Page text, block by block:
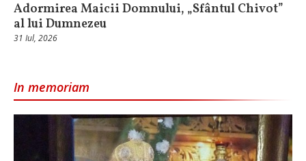
Adormirea Maicii Domnului, „Sfântul Chivot”
al lui Dumnezeu
31 Iul, 2026
In memoriam